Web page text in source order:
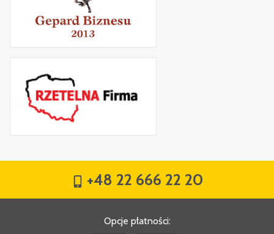
+48 22 666 22 20
Opcje płatności: